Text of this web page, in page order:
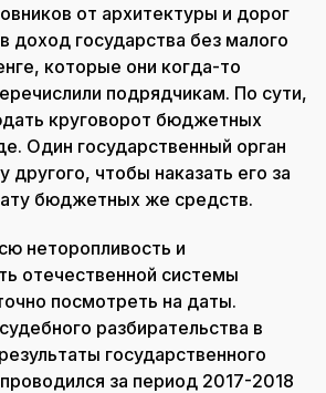
от архитектуры и дорог
доход государства без малого
которые они когда-то
подрядчикам. По сути,
круговорот бюджетных
Один государственный орган
другого, чтобы наказать его за
бюджетных же средств.
неторопливость и
отечественной системы
посмотреть на даты.
разбирательства в
государственного
за период 2017-2018